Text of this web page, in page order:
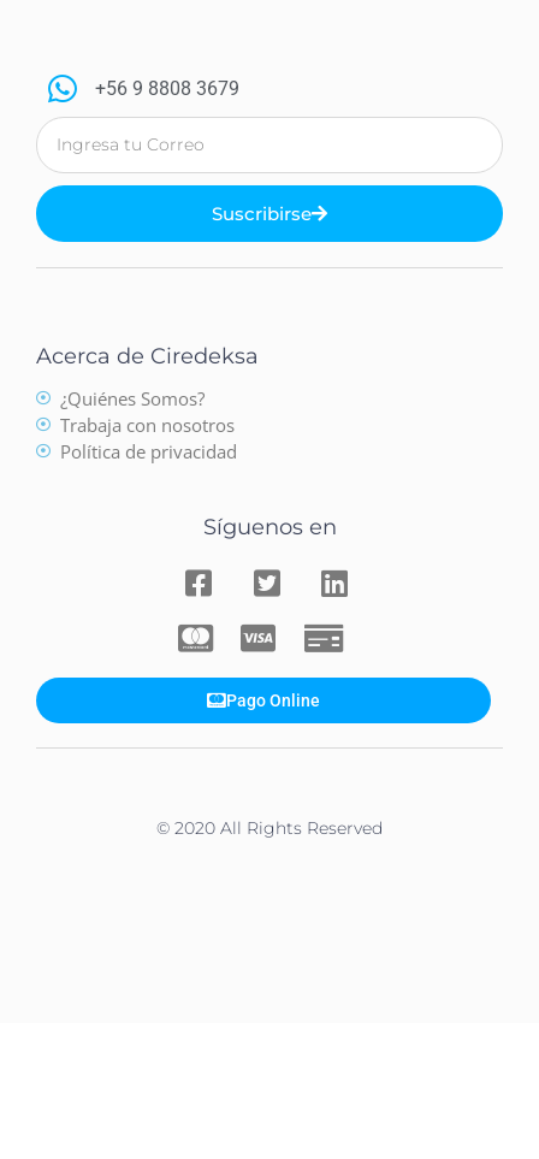
+56 9 8808 3679
Suscribirse
Pago Online
Síguenos en
Acerca de Ciredeksa
¿Quiénes Somos?
Trabaja con nosotros
Política de privacidad
© 2020 All Rights Reserved